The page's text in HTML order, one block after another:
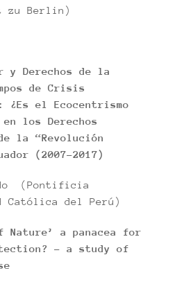
zu Berlin)
y Derechos de la
de Crisis
el Ecocentrismo
los Derechos
la “Revolución
(2007-2017)
(Pontificia
Católica del Perú)
Nature’ a panacea for
– a study of